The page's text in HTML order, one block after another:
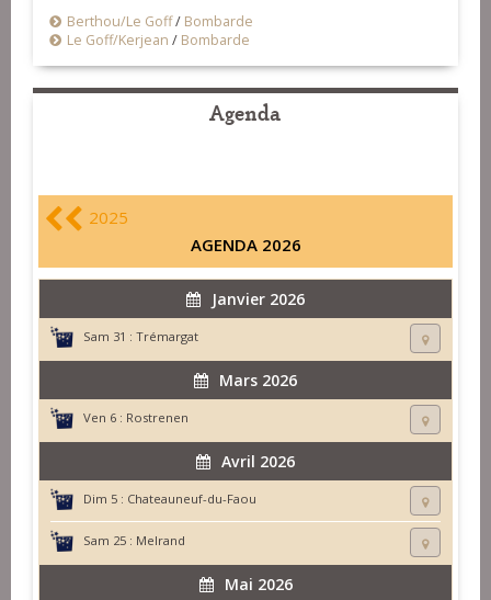
Berthou/Le Goff/ Bombarde
Le Goff/Kerjean / Bombarde
Agenda
2025
AGENDA 2026
Janvier 2026
Sam 31 : Trémargat
Mars 2026
Ven 6 : Rostrenen
Avril 2026
Dim 5 : Chateauneuf-du-Faou
Sam 25 : Melrand
Mai 2026